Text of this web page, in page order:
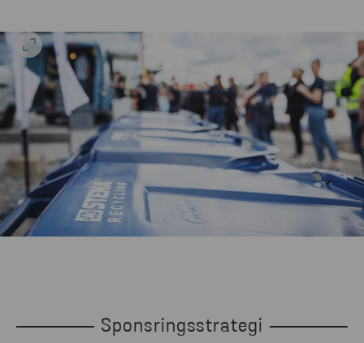
Sponsringsstrategi